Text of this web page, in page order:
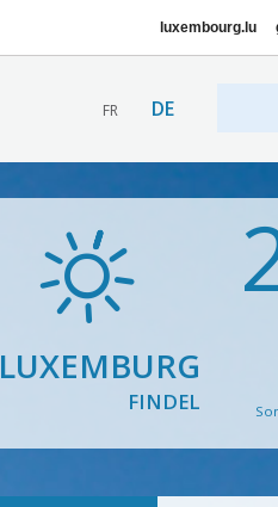
luxembourg.lu
FR DE
LUXEMBURG
FINDEL